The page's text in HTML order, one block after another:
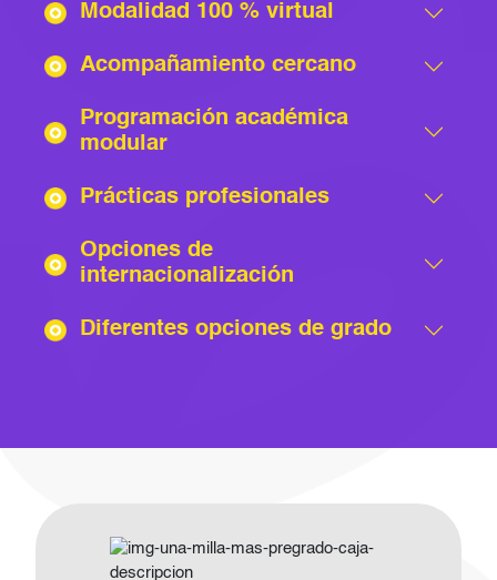
Modalidad 100 % virtual
Acompañamiento cercano
Programación académica
modular
Prácticas profesionales
Opciones de
internacionalización
Diferentes opciones de grado